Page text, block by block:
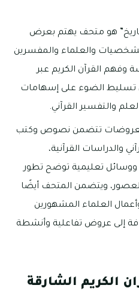
هو متحف يهتم بعرض
والعلماء والمفسرين
وفهم القرآن الكريم عبر
تسليط الضوء على إسهامات
والتفسير القرآني.
تتضمن نصوص وكتب
والدراسات القرآنية،
ووسائل تعليمية توضح تطور
ويتضمن المتحف أيضًا
العلماء المشهورين
إلى عروض تفاعلية وأنشطة
الكريم الشارقة